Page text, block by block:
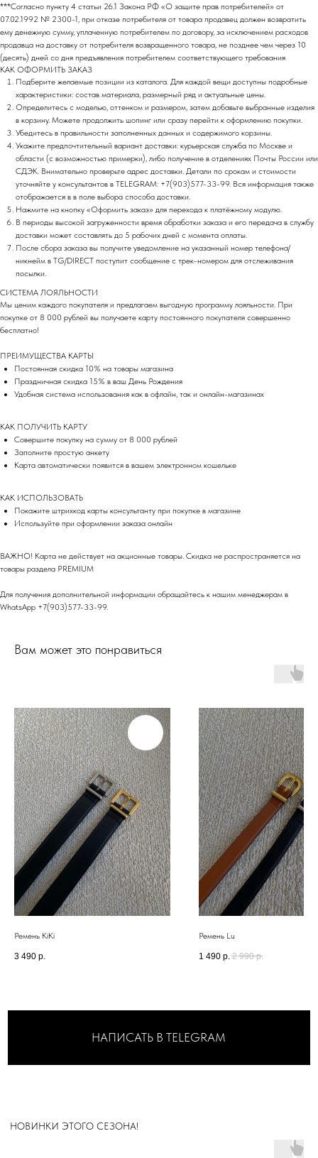
***Согласно пункту 4 статьи 26.1 Закона РФ «О защите прав потребителей» от
07.02.1992 № 2300-1, при отказе потребителя от товара продавец должен возвратить
ему денежную сумму, уплаченную потребителем по договору, за исключением расходов
продавца на доставку от потребителя возвращенного товара, не позднее чем через 10
(десять) дней со дня предъявления потребителем соответствующего требования
КАК ОФОРМИТЬ ЗАКАЗ
Подберите желаемые позиции из каталога. Для каждой вещи доступны подробные
характеристики: состав материала, размерный ряд и актуальные цены.
Определитесь с моделью, оттенком и размером, затем добавьте выбранные изделия
в корзину. Можете продолжить шопинг или сразу перейти к оформлению покупки.
Убедитесь в правильности заполненных данных и содержимого корзины.
Укажите предпочтительный вариант доставки: курьерская служба по Москве и
области (с возможностью примерки), либо получение в отделениях Почты России или
СДЭК. Внимательно проверьте адрес доставки. Детали по срокам и стоимости
уточняйте у консультантов в TELEGRAM: +7(903)577-33-99. Вся информация также
отображается в в поле выбора способа доставки.
Нажмите на кнопку «Оформить заказ» для перехода к платёжному модулю.
В периоды высокой загруженности время обработки заказа и его передача в службу
доставки может составлять до 5 рабочих дней с момента оплаты.
После сбора заказа вы получите уведомление на указанный номер телефона/
никнейм в TG/DIRECT поступит сообщение с трек-номером для отслеживания
посылки.
СИСТЕМА ЛОЯЛЬНОСТИ
Мы ценим каждого покупателя и предлагаем выгодную программу лояльности. При
покупке от 8 000 рублей вы получаете карту постоянного покупателя совершенно
бесплатно!
ПРЕИМУЩЕСТВА КАРТЫ
Постоянная скидка 10% на товары магазина
Праздничная скидка 15% в ваш День Рождения
Удобная система использования как в офлайн, так и онлайн-магазинах
КАК ПОЛУЧИТЬ КАРТУ
Совершите покупку на сумму от 8 000 рублей
Заполните простую анкету
Карта автоматически появится в вашем электронном кошельке
КАК ИСПОЛЬЗОВАТЬ
Покажите штрихкод карты консультанту при покупке в магазине
Используйте при оформлении заказа онлайн
ВАЖНО! Карта не действует на акционные товары. Скидка не распространяется на
товары раздела PREMIUM
Для получения дополнительной информации обращайтесь к нашим менеджерам в
WhatsApp +7(903)577-33-99.
Вам может это понравиться
Ремень KiKi
3 490 р.
Ремень Lu
1 490 р. 2 990 р.
МАГАЗИН
МОСКВА
Адрес: м. Пушкинская/Маяковская
Большой Козихинский переулок, д. 23, подъезд 2,
Телефон: +7 (903) 577-33-99
Телефон: +7 (903) 577-33-99
. В ЦЕНТРЕ СТОЛИЦЫ
*Запрещен на территории РФ
КОНСУЛЬТАНТЫ-СТИЛИСТЫ
А ДИЗАЙН ШОУРУМА
РАЗРАБАТЫВАЛСЯ
КОМФОРТА